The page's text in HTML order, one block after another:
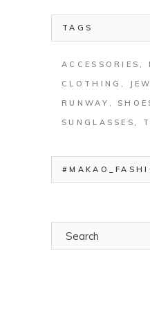
TAGS
ACCESSORIES
CLOTHING
RUNWAY
SUNGLASSES